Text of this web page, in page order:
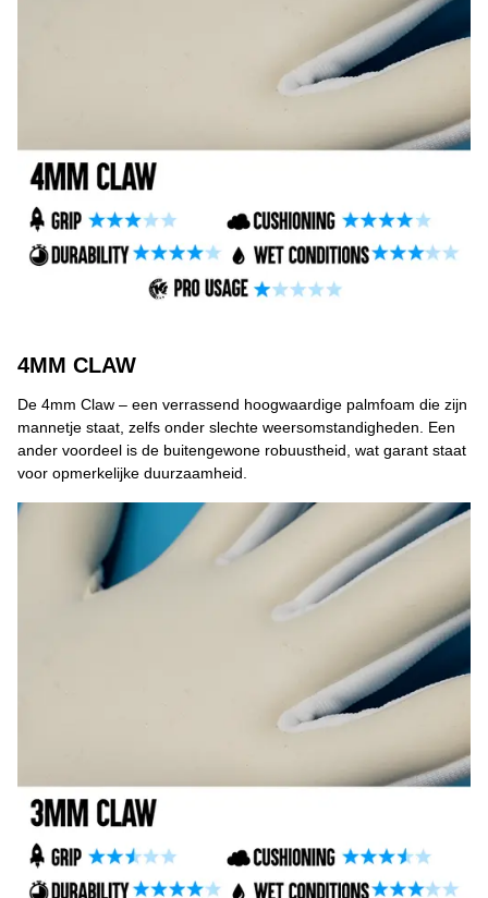
4MM CLAW
De 4mm Claw – een verrassend hoogwaardige palmfoam die zijn
mannetje staat, zelfs onder slechte weersomstandigheden. Een
ander voordeel is de buitengewone robuustheid, wat garant staat
voor opmerkelijke duurzaamheid.